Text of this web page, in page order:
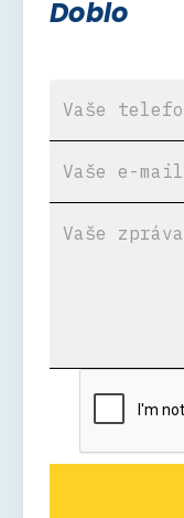
Doblo